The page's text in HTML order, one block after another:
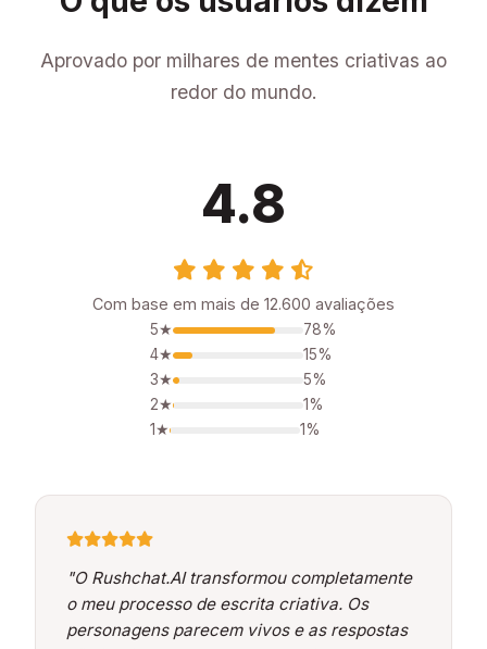
Aprovado por milhares de mentes criativas ao
redor do mundo.
4.8
Com base em mais de 12.600 avaliações
5★
78%
4★
15%
3★
5%
2★
1%
1★
1%
"O Rushchat.AI transformou completamente
o meu processo de escrita criativa. Os
personagens parecem vivos e as respostas